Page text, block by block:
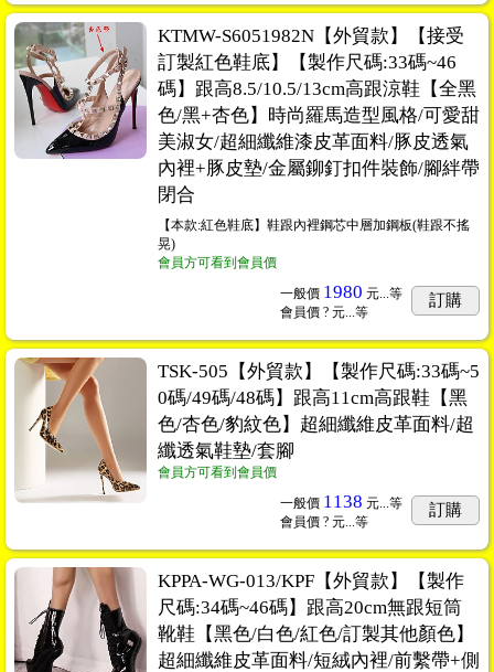
KTMW-S6051982N【外貿款】【接受
訂製紅色鞋底】【製作尺碼:33碼~46
碼】跟高8.5/10.5/13cm高跟涼鞋【全黑
色/黑+杏色】時尚羅馬造型風格/可愛甜
美淑女/超細纖維漆皮革面料/豚皮透氣
內裡+豚皮墊/金屬鉚釘扣件裝飾/腳絆帶
閉合
【本款:紅色鞋底】鞋跟內裡鋼芯中層加鋼板(鞋跟不搖
晃)
會員方可看到會員價
一般價 1980 元...等
會員價 ? 元...等
訂購
TSK-505【外貿款】【製作尺碼:33碼~5
0碼/49碼/48碼】跟高11cm高跟鞋【黑
色/杏色/豹紋色】超細纖維皮革面料/超
纖透氣鞋墊/套腳
會員方可看到會員價
一般價 1138 元...等
會員價 ? 元...等
訂購
KPPA-WG-013/KPF【外貿款】【製作
尺碼:34碼~46碼】跟高20cm無跟短筒
靴鞋【黑色/白色/紅色/訂製其他顏色】
超細纖維皮革面料/短絨內裡/前繫帶+側